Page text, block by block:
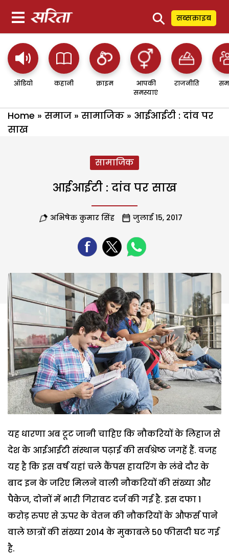
⚲ सब्सक्राइब
ऑडियो कहानी क्राइम
आपकी
समस्याएं
राजनीति
Home » समाज » सामाजिक » आईआईटी : दांव पर
साख
सामाजिक
आईआईटी : दांव पर साख
अभिषेक कुमार सिंह जुलाई 15, 2017
यह धारणा अब टूट जानी चाहिए कि नौकरियों के लिहाज से
देश के आईआईटी संस्थान पढ़ाई की सर्वश्रेष्ठ जगहें हैं. वजह
यह है कि इस वर्ष यहां चले कैंपस हायरिंग के लंबे दौर के
बाद इन के जरिए मिलने वाली नौकरियों की संख्या और
पैकेज, दोनों में भारी गिरावट दर्ज की गई है. इस दफा 1
करोड़ रुपए से ऊपर के वेतन की नौकरियों के औफर्स पाने
वाले छात्रों की संख्या 2014 के मुकाबले 50 फीसदी घट गई
है.